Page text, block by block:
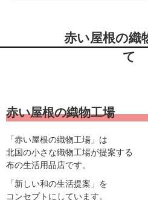
赤い屋根の織
て
赤い屋根の織物工場
「赤い屋根の織物工場」は
北国の小さな織物工場が提案する
布の生活用品店です。
「新しい和の生活提案」を
コンセプトにしています。